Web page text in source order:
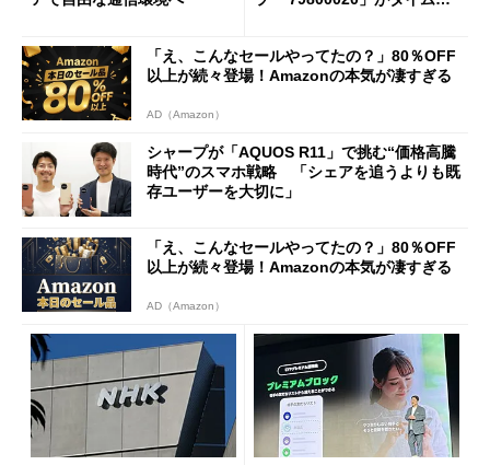
「え、こんなセールやってたの？」80％OFF
以上が続々登場！Amazonの本気が凄すぎる
AD（Amazon）
シャープが「AQUOS R11」で挑む“価格高騰
時代”のスマホ戦略 「シェアを追うよりも既
存ユーザーを大切に」
「え、こんなセールやってたの？」80％OFF
以上が続々登場！Amazonの本気が凄すぎる
AD（Amazon）